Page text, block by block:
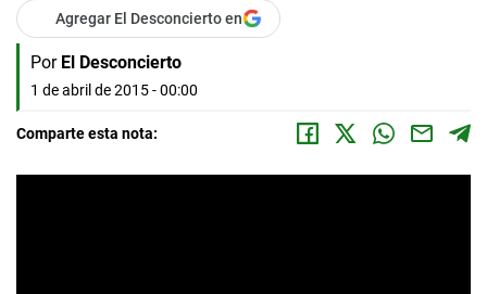
Agregar El Desconcierto en
Por El Desconcierto
1 de abril de 2015 - 00:00
Comparte esta nota: